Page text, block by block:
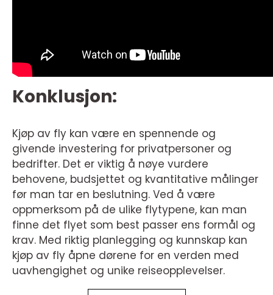
Konklusjon:
Kjøp av fly kan være en spennende og
givende investering for privatpersoner og
bedrifter. Det er viktig å nøye vurdere
behovene, budsjettet og kvantitative målinger
før man tar en beslutning. Ved å være
oppmerksom på de ulike flytypene, kan man
finne det flyet som best passer ens formål og
krav. Med riktig planlegging og kunnskap kan
kjøp av fly åpne dørene for en verden med
uavhengighet og unike reiseopplevelser.